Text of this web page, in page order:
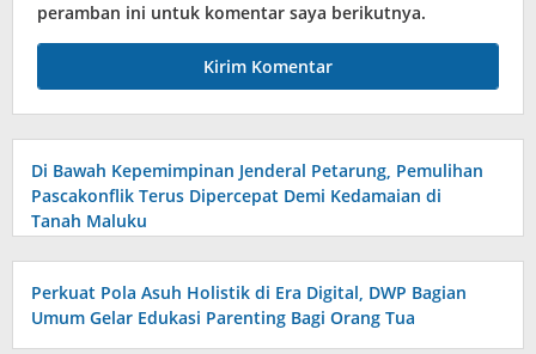
peramban ini untuk komentar saya berikutnya.
Di Bawah Kepemimpinan Jenderal Petarung, Pemulihan
Pascakonflik Terus Dipercepat Demi Kedamaian di
Tanah Maluku
Perkuat Pola Asuh Holistik di Era Digital, DWP Bagian
Umum Gelar Edukasi Parenting Bagi Orang Tua